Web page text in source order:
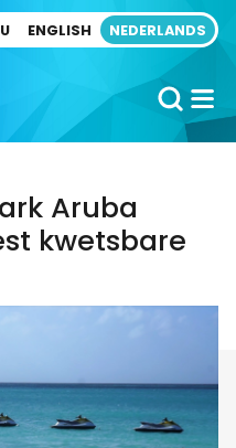
ENGLISH NEDERLANDS
Aruba
kwetsbare